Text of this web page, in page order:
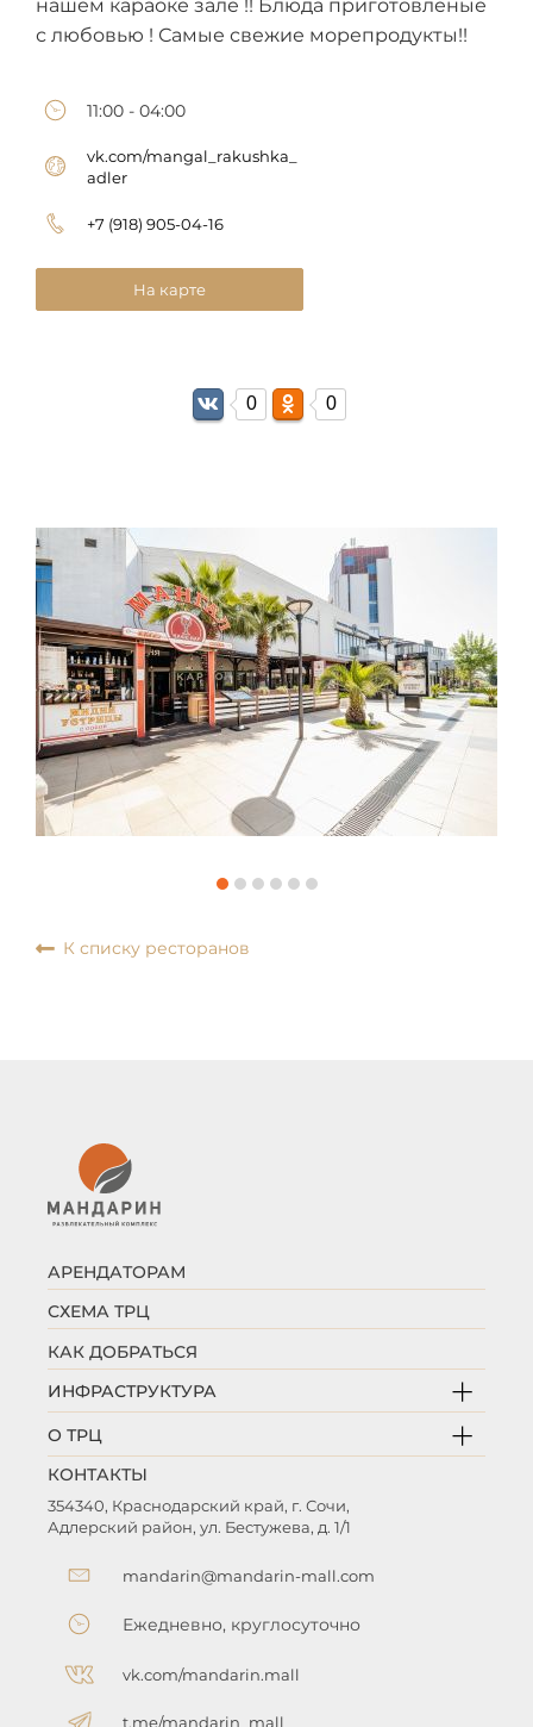
нашем караоке зале !! Блюда приготовленые
с любовью ! Самые свежие морепродукты!!
11:00 - 04:00
vk.com/mangal_rakushka_
adler
+7 (918) 905-04-16
На карте
0 0
К списку ресторанов
АРЕНДАТОРАМ
СХЕМА ТРЦ
КАК ДОБРАТЬСЯ
ИНФРАСТРУКТУРА
О ТРЦ
КОНТАКТЫ
354340, Краснодарский край, г. Сочи,
Адлерский район, ул. Бестужева, д. 1/1
mandarin@mandarin-mall.com
Ежедневно, круглосуточно
vk.com/mandarin.mall
t.me/mandarin_mall